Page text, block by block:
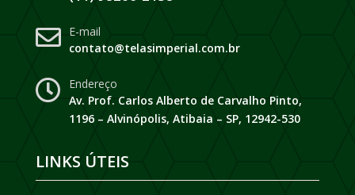
 E-mail
contato@telasimperial.com.br

Endereço
Av. Prof. Carlos Alberto de Carvalho Pinto,
1196 – Alvinópolis, Atibaia – SP, 12942-530
LINKS ÚTEIS